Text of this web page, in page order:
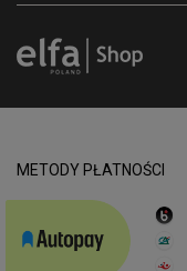
METODY PŁATNOŚCI